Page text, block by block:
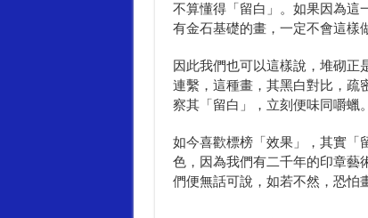
不算懂得「留白」。如果因為這
有金石基礎的畫，一定不會這樣
因此我們也可以這樣說，堆砌正
連繫，這種畫，其黑白對比，疏
察其「留白」，立刻便味同嚼蠟。
如今喜歡標榜「效果」，其實「
色，因為我們有二千年的印章藝
們便無話可說，如若不然，恐怕